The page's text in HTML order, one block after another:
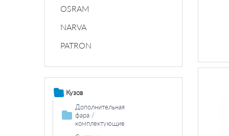
OSRAM
NARVA
PATRON
Кузов
Дополнительная
фара /
комплектующие